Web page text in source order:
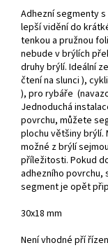
Adhezní segmenty
lepší vidění do
tenkou a pružnou
nebude v brýlích
druhy brýlí. Ideální
čtení na slunci ),
), pro rybáře
Jednoduchá
povrchu, můžete
plochu většiny brýlí.
možné z brýlí
příležitosti. Pokud
adhezního
segment je opět
30x18 mm
Není vhodné pří